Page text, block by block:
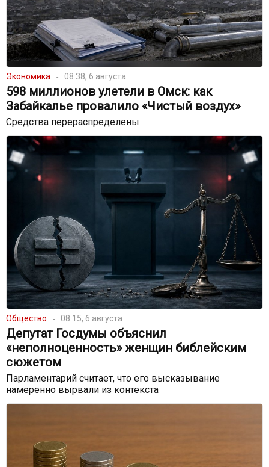
Экономика 08:38, 6 августа
598 миллионов улетели в Омск: как
Забайкалье провалило «Чистый воздух»
Средства перераспределены
Общество 08:15, 6 августа
Депутат Госдумы объяснил
«неполноценность» женщин библейским
сюжетом
Парламентарий считает, что его высказывание
намеренно вырвали из контекста